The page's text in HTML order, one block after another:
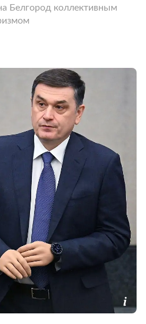
Белгород коллективным